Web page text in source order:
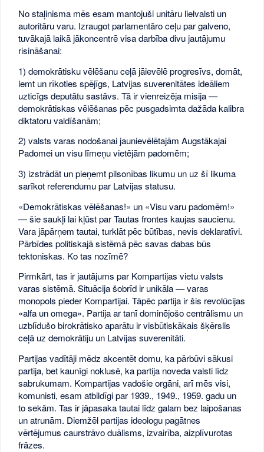
No staļinisma mēs esam mantojuši unitāru lielvalsti un
autoritāru varu. Izraugot parlamentāro ceļu par galveno,
tuvākajā laikā jākoncentrē visa darbība divu jautājumu
risināšanai:
1) demokrātisku vēlēšanu ceļā jāievēlē progresīvs, domāt,
lemt un rīkoties spējīgs, Latvijas suverenitātes ideāliem
uzticīgs deputātu sastāvs. Tā ir vienreizēja misija —
demokrātiskas vēlēšanas pēc pusgadsimta dažāda kalibra
diktatoru valdīšanām;
2) valsts varas nodošanai jaunievēlētajām Augstākajai
Padomei un visu līmeņu vietējām padomēm;
3) izstrādāt un pieņemt pilsonības likumu un uz šī likuma
sarīkot referendumu par Latvijas statusu.
«Demokrātiskas vēlēšanas!» un «Visu varu padomēm!»
— šie saukļi lai kļūst par Tautas frontes kaujas saucienu.
Vara jāpārņem tautai, turklāt pēc būtības, nevis deklaratīvi.
Pārbīdes politiskajā sistēmā pēc savas dabas būs
tektoniskas. Ko tas nozīmē?
Pirmkārt, tas ir jautājums par Kompartijas vietu valsts
varas sistēmā. Situācija šobrīd ir unikāla — varas
monopols pieder Kompartijai. Tāpēc partija ir šis revolūcijas
«alfa un omega». Partija ar tanī dominējošo centrālismu un
uzblīdušo birokrātisko aparātu ir visbūtiskākais šķērslis
ceļā uz demokrātiju un Latvijas suverenitāti.
Partijas vadītāji mēdz akcentēt domu, ka pārbūvi sākusi
partija, bet kaunīgi noklusē, ka partija noveda valsti līdz
sabrukumam. Kompartijas vadošie orgāni, arī mēs visi,
komunisti, esam atbildīgi par 1939., 1949., 1959. gadu un
to sekām. Tas ir jāpasaka tautai līdz galam bez laipošanas
un atrunām. Diemžēl partijas ideologu pagātnes
vērtējumus caurstrāvo duālisms, izvairība, aizplīvurotas
frāzes.